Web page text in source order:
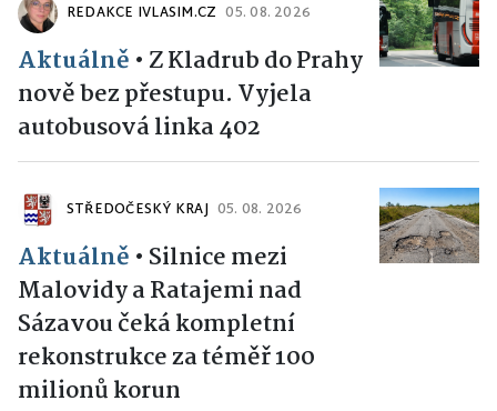
REDAKCE IVLASIM.CZ 05. 08. 2026
Aktuálně • Z Kladrub do Prahy
nově bez přestupu. Vyjela
autobusová linka 402
STŘEDOČESKÝ KRAJ 05. 08. 2026
Aktuálně • Silnice mezi
Malovidy a Ratajemi nad
Sázavou čeká kompletní
rekonstrukce za téměř 100
milionů korun